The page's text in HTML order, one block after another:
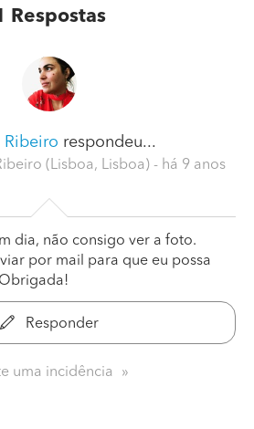
Respostas
Ribeiro respondeu...
(Lisboa, Lisboa) - há 9 anos
dia, não consigo ver a foto.
por mail para que eu possa
Responder
uma incidência